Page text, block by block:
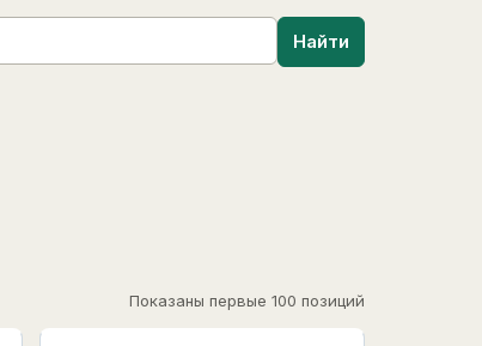
Найти
Показаны первые 100 позиций